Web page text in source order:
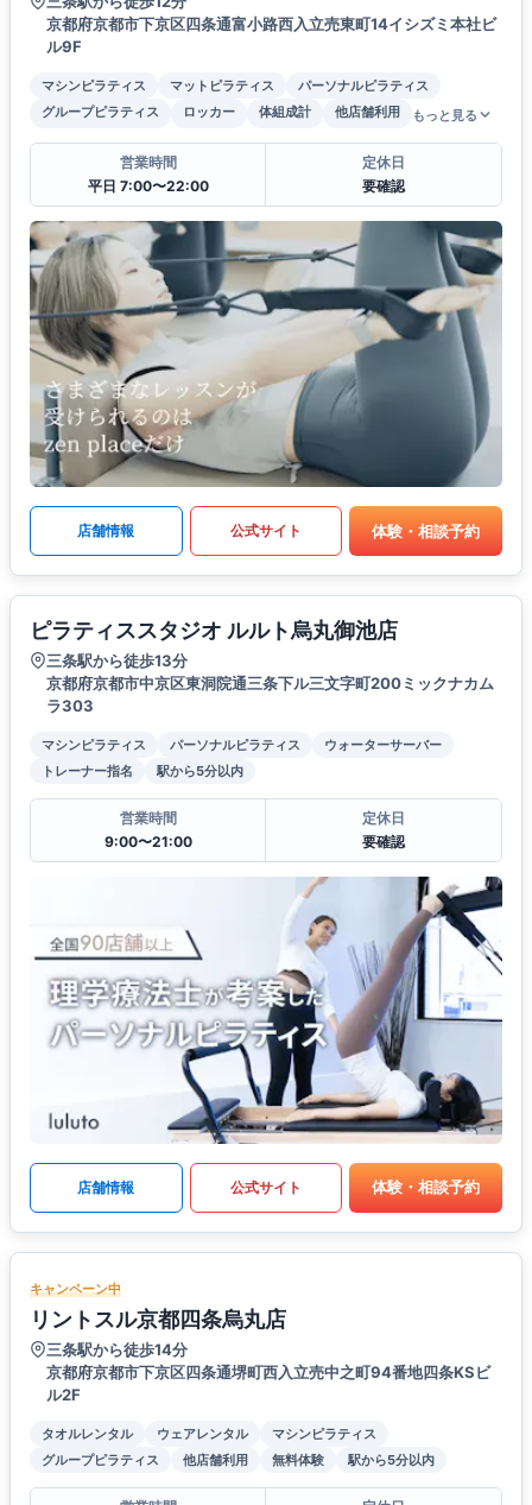
京都府京都市下京区四条通富小路西入立売東町14イシズミ本社ビ
ル9F
マシンピラティス マットピラティス
パーソナルピラティス
グループピラティス
ロッカー 体組成計 他店舗利用 もっと見る
営業時間
平日 7:00〜22:00
定休日
要確認
店舗情報 公式サイト 体験・相談予約
ピラティススタジオ ルルト烏丸御池店
三条駅から徒歩13分
京都府京都市中京区東洞院通三条下ル三文字町200ミックナカム
ラ303
マシンピラティス パーソナルピラティス
ウォーターサーバー
トレーナー指名
駅から5分以内
営業時間
9:00〜21:00
定休日
要確認
店舗情報 公式サイト 体験・相談予約
キャンペーン中
リントスル京都四条烏丸店
三条駅から徒歩14分
京都府京都市下京区四条通堺町西入立売中之町94番地四条KSビ
ル2F
タオルレンタル ウェアレンタル
マシンピラティス
グループピラティス
他店舗利用 無料体験 駅から5分以内